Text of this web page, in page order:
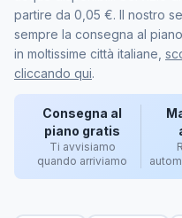
partire da 0,05 €. Il nostro
sempre la consegna al
in moltissime città italiane,
cliccando qui.
Consegna al
piano gratis
Ti avvisiamo
quando arriviamo